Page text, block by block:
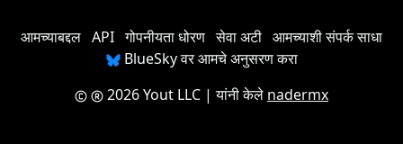
आमच्याबद्दल API गोपनीयता धोरण सेवा अटी आमच्याशी संपर्क साधा
BlueSky वर आमचे अनुसरण करा
2026 Yout LLC | यांनी केले nadermx